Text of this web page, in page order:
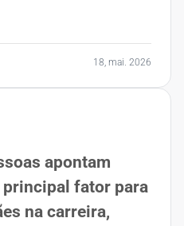
18, mai. 2026
apontam
fator para
na carreira,